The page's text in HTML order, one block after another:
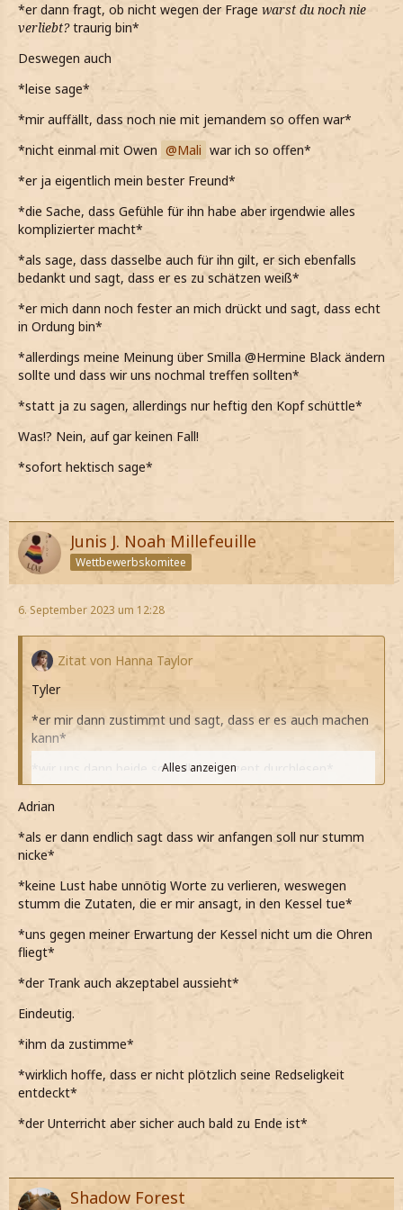
*er dann fragt, ob nicht wegen der Frage warst du noch nie
verliebt?traurig bin*
Deswegen auch
*leise sage*
*mir auffällt, dass noch nie mit jemandem so offen war*
*nicht einmal mit Owen
Mali war ich so offen*
*er ja eigentlich mein bester Freund*
*die Sache, dass Gefühle für ihn habe aber irgendwie alles
komplizierter macht*
*als sage, dass dasselbe auch für ihn gilt, er sich ebenfalls
bedankt und sagt, dass er es zu schätzen weiß*
*er mich dann noch fester an mich drückt und sagt, dass echt
in Ordung bin*
*allerdings meine Meinung über Smilla @Hermine Black ändern
sollte und dass wir uns nochmal treffen sollten*
*statt ja zu sagen, allerdings nur heftig den Kopf schüttle*
Was!? Nein, auf gar keinen Fall!
*sofort hektisch sage*
Junis J. Noah Millefeuille
Wettbewerbskomitee
6. September 2023 um 12:28
Zitat von Hanna Taylor
Tyler
*er mir dann zustimmt und sagt, dass er es auch machen
kann*
*wir uns dann beide schnell das Rezept durchlesen*
*er dann eine Weile gar nichts sagt, dass denke, ich muss
*darauf zwar keine Lust habe, aber eine peinliche Stille
trotzdem sehr unangenehm ist*
Also gut, dann fangen wir doch mal...
*nach einer Weile sage und ihm dann die Zutaten vorlese,
die er in den Topf gibt*
*zugeben muss, dass der Zaubertrank danach gar nicht so
schlecht aussieht*
Ich hab's mir schlimmer vorgestellt...
Alles anzeigen
Adrian
*als er dann endlich sagt dass wir anfangen soll nur stumm
nicke*
*keine Lust habe unnötig Worte zu verlieren, weswegen
stumm die Zutaten, die er mir ansagt, in den Kessel tue*
*uns gegen meiner Erwartung der Kessel nicht um die Ohren
fliegt*
*der Trank auch akzeptabel aussieht*
Eindeutig.
*ihm da zustimme*
*wirklich hoffe, dass er nicht plötzlich seine Redseligkeit
entdeckt*
*der Unterricht aber sicher auch bald zu Ende ist*
Shadow Forest